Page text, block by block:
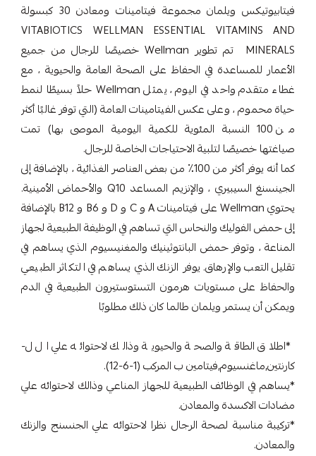
فيتابيوتيكس ويلمان مجموعة فيتامينات ومعادن 30 كبسولة
VITABIOTICS WELLMAN ESSENTIAL VITAMINS AND
MINERALS تم تطوير Wellman خصيصًا للرجال من جميع
الأعمار للمساعدة في الحفاظ على الصحة العامة والحيوية ، مع
غطاء متقدم واحد في اليوم ، يمثل Wellman حلاً بسيطًا لنمط
حياة محموم ، وعلى عكس الفيتامينات العامة (التي توفر غالبًا أكثر
من 100 النسبة المئوية للكمية اليومية الموصى بها) تمت
صياغتها خصيصًا لتلبية الاحتياجات الخاصة للرجال.
كما أنه يوفر أكثر من 100٪ من بعض العناصر الغذائية ، بالإضافة إلى
الجينسنغ السيبيري ، والإنزيم المساعد Q10 والأحماض الأمينية.
يحتوي Wellman على فيتامينات A و C و D و B6 و B12 بالإضافة
إلى حمض الفوليك والنحاس التي تساهم في الوظيفة الطبيعية لجهاز
المناعة ، وتوفر حمض البانتوثينيك والمغنيسيوم الذي يساهم في
تقليل التعب والإرهاق. يوفر الزنك الذي يساهم في التكاثر الطبيعي
والحفاظ على مستويات هرمون التستوستيرون الطبيعية في الدم
ويمكن أن يستمر ويلمان طالما كان ذلك مطلوبًا
*اطلاق الطاقة والصحة والحيوية وذالك لاحتوائه علي ال ل-
كارنتين,ماغنسيوم,فيتامين ب المركب (1-6-12).
*يساهم في الوظائف الطبيعية للجهاز المناعي وذالك لاحتوائه علي
مضادات الاكسدة والمعادن.
*تركيبة مناسبة لصحة الرجال نظرا لاحتوائه علي الجنسنج والزنك
والمعادن.